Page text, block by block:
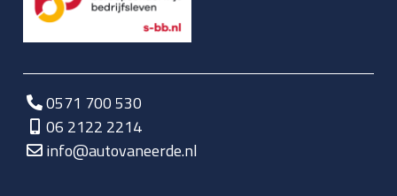
0571 700 530
06 2122 2214
info@autovaneerde.nl